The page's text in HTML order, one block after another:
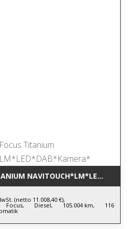
(netto 11.008,40 €),
Focus, Diesel, 105.004 km, 116